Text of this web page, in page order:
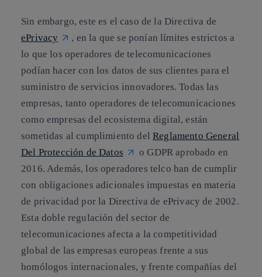
Sin embargo, este es el caso de la Directiva de
ePrivacy
, en la que se ponían límites estrictos a
lo que los operadores de telecomunicaciones
podían hacer con los datos de sus clientes para el
suministro de servicios innovadores. Todas las
empresas, tanto operadores de telecomunicaciones
como empresas del ecosistema digital, están
sometidas al cumplimiento delReglamento General
Del Protección de Datos
o GDPR aprobado en
2016. Además, los operadores telco han de cumplir
con obligaciones adicionales impuestas en materia
de privacidad por la Directiva de ePrivacy de 2002.
Esta doble regulación del sector de
telecomunicaciones afecta a la competitividad
global de las empresas europeas frente a sus
homólogos internacionales, y frente compañías del